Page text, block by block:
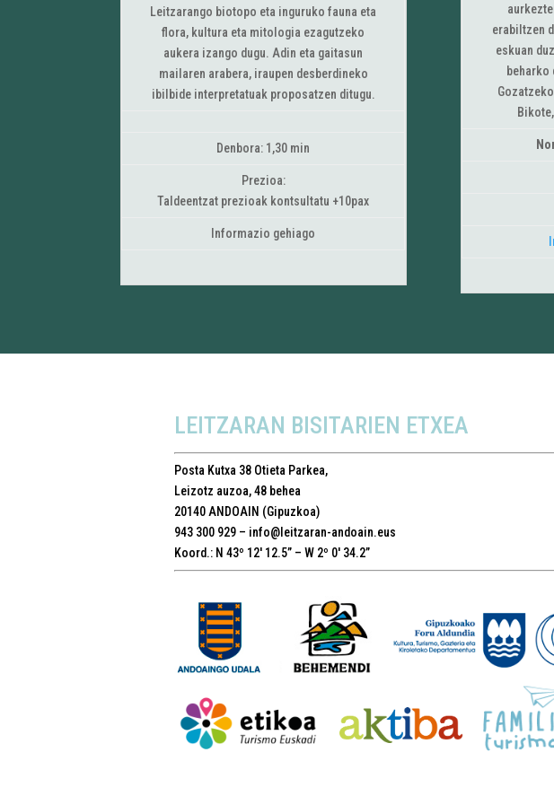
Leitzarango biotopo eta inguruko fauna eta
flora, kultura eta mitologia ezagutzeko
aukera izango dugu. Adin eta gaitasun
mailaren arabera, iraupen desberdineko
ibilbide interpretatuak proposatzen ditugu.
Denbora: 1,30 min
Prezioa:
Taldeentzat prezioak kontsultatu +10pax
Informazio gehiago
erabiltzen
eskuan
LEITZARAN BISITARIEN ETXEA
Posta Kutxa 38 Otieta Parkea,
Leizotz auzoa, 48 behea
20140 ANDOAIN (Gipuzkoa)
943 300 929 – info@leitzaran-andoain.eus
Koord.: N 43º 12′ 12.5” – W 2º 0′ 34.2”